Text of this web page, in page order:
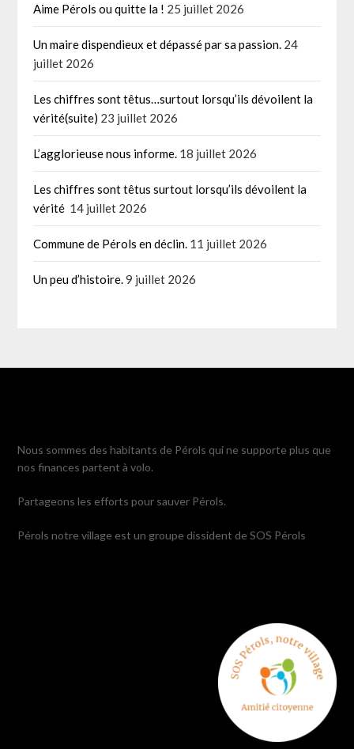
Aime Pérols ou quitte la ! 25 juillet 2026
Un maire dispendieux et dépassé par sa passion. 24
juillet 2026
Les chiffres sont têtus…surtout lorsqu’ils dévoilent la
vérité(suite) 23 juillet 2026
L’agglorieuse nous informe. 18 juillet 2026
Les chiffres sont têtus surtout lorsqu’ils dévoilent la
vérité 14 juillet 2026
Commune de Pérols en déclin. 11 juillet 2026
Un peu d’histoire.9 juillet 2026
Nous sommes des habitants de Pérols qui ne supporte plus que
nos finances partent à volo.
Partageons les efforts pour sauver Pérols.
Pérols notre village est un groupe dissident de SOS Pérols